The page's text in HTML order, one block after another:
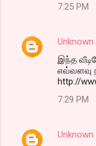
7:25 PM
Unknown
இந்த
எவ்வளவு
http://
7:29 PM
Unknown